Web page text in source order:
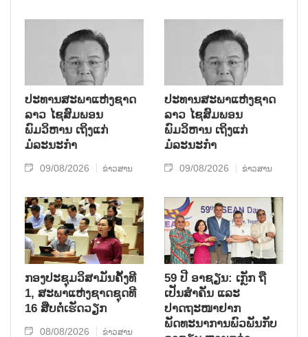
ໄດ້ເຖິງແກ່ມໍລະນະກຳ ໃນອາຍຸ 70 ປີ, ຫຼັງຈາກປ່ວຍ
ຮ້າຍແຮງມາເປັນໄລຍະໜຶ່ງ.
ປະທານສະພາແຫ່ງຊາດ
ລາວ ໄຊສົມພອນ
ພົມວິຫານ ເຖິງແກ່
ມໍລະນະກຳ
09/08/2026 ຂ່າວສານ
ປະທານສະພາແຫ່ງຊາດ
ລາວ ໄຊສົມພອນ
ພົມວິຫານ ເຖິງແກ່
ມໍລະນະກຳ
09/08/2026 ຂ່າວສານ
ກອງປະຊຸມວິສາມັນຄັ້ງທີ
1, ສະພາແຫ່ງຊາດຊຸດທີ
16 ສືບຕໍ່ເຮັດວຽກ
08/08/2026 ຂ່າວສານ
59 ປີ ອາຊຽນ: ເກຼັກ ຖື
ເປັນສຳຄັນ ແລະ
ປາດຖະໜາຢາກ
ພັດທະນາການພົວພັນກັບ